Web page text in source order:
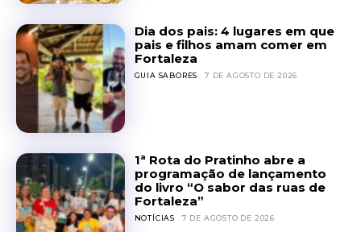
Dia dos pais: 4 lugares em que
pais e filhos amam comer em
Fortaleza
GUIA SABORES 7 DE AGOSTO DE 2026
1ª Rota do Pratinho abre a
programação de lançamento
do livro “O sabor das ruas de
Fortaleza”
NOTÍCIAS 7 DE AGOSTO DE 2026